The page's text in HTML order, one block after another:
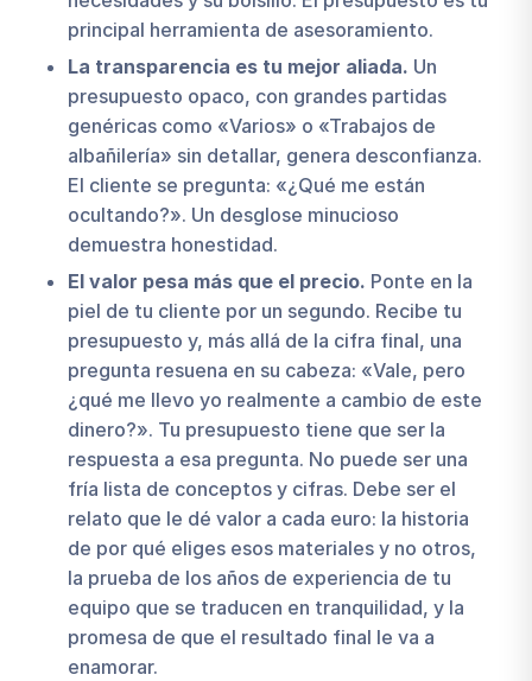
principal herramienta de asesoramiento.
La transparencia es tu mejor aliada. Un
presupuesto opaco, con grandes partidas
genéricas como «Varios» o «Trabajos de
albañilería» sin detallar, genera desconfianza.
El cliente se pregunta: «¿Qué me están
ocultando?». Un desglose minucioso
demuestra honestidad.
El valor pesa más que el precio. Ponte en la
piel de tu cliente por un segundo. Recibe tu
presupuesto y, más allá de la cifra final, una
pregunta resuena en su cabeza: «Vale, pero
¿qué me llevo yo realmente a cambio de este
dinero?». Tu presupuesto tiene que ser la
respuesta a esa pregunta. No puede ser una
fría lista de conceptos y cifras. Debe ser el
relato que le dé valor a cada euro: la historia
de por qué eliges esos materiales y no otros,
la prueba de los años de experiencia de tu
equipo que se traducen en tranquilidad, y la
promesa de que el resultado final le va a
enamorar.